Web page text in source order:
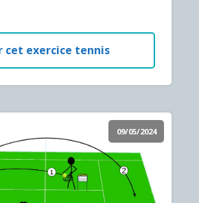
cet exercice tennis
09/05/2024